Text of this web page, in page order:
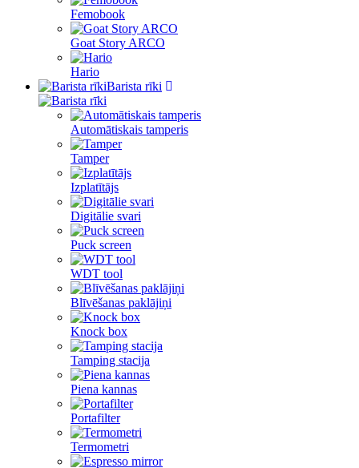
Femobook
Goat Story ARCO
Hario
Barista rīki
Automātiskais tamperis
Tamper
Izplatītājs
Digitālie svari
Puck screen
WDT tool
Blīvēšanas paklājiņi
Knock box
Tamping stacija
Piena kannas
Portafilter
Termometri